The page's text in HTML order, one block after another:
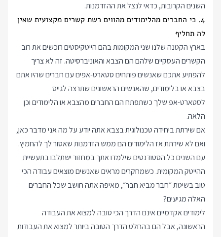
השנים הקרובות, כדאי לנצל את ההזדמנות.
4. כי החברים מהלימודים מהווים רשת קשרים מקצועית שאין
לה תחליף
בארץ הקטנה שלנו שני המקומות בהם הייטקיסטים רוכשים את רוב
הקשרים העסקיים שלהם הם הצבא והאוניברסיטה. זה לא צריך
להפתיע אתכם שאנשים פותחים סטארט-אפים עם חברים שהיו אתם
בצבא או בלימודים, שהאנשים הראשונים שתרצה לגייס
לסטארט-אפ שלך כשתפתח הם החברים מהצבא או הלימודים וכן
הלאה.
אם שירתת ביחידה טכנולוגית בצבא אתה יודע על מה אני מדבר כאן,
ואם לא שירתת אז הלימודים הם ממש הזדמנות שאסור לך להחמיץ.
עם השנים כל הסטודנטים שילמדו אתך במחזור ישתלבו בתעשיית
ההייטק המקומית. כשמחקרים מראים שאנשים מוצאים עבודה הכי
טוב בשיטת ״חבר מביא חבר״, מאיפה אתה חושב שכל החברים
האלה מגיעים?
לימודים אקדמיים אינם הדרך הכי טובה למצוא את העבודה
הראשונה, אבל הם בהחלט הדרך הטובה ביותר למצוא את העבודות